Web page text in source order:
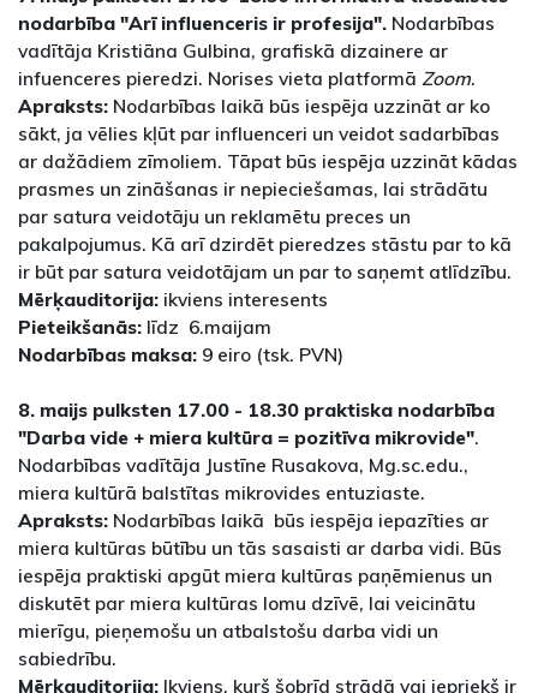
nodarbība "Arī influenceris ir profesija". Nodarbības
vadītāja Kristiāna Gulbina, grafiskā dizainere ar
infuenceres pieredzi. Norises vieta platformā Zoom.
Apraksts: Nodarbības laikā būs iespēja uzzināt ar ko
sākt, ja vēlies kļūt par influenceri un veidot sadarbības
ar dažādiem zīmoliem. Tāpat būs iespēja uzzināt kādas
prasmes un zināšanas ir nepieciešamas, lai strādātu
par satura veidotāju un reklamētu preces un
pakalpojumus. Kā arī dzirdēt pieredzes stāstu par to kā
ir būt par satura veidotājam un par to saņemt atlīdzību.
Mērķauditorija: ikviens interesents
Pieteikšanās: līdz 6.maijam
Nodarbības maksa: 9 eiro (tsk. PVN)
8. maijs pulksten 17.00 - 18.30 praktiska nodarbība
"Darba vide + miera kultūra = pozitīva mikrovide".
Nodarbības vadītāja Justīne Rusakova, Mg.sc.edu.,
miera kultūrā balstītas mikrovides entuziaste.
Apraksts: Nodarbības laikā būs iespēja iepazīties ar
miera kultūras būtību un tās sasaisti ar darba vidi. Būs
iespēja praktiski apgūt miera kultūras paņēmienus un
diskutēt par miera kultūras lomu dzīvē, lai veicinātu
mierīgu, pieņemošu un atbalstošu darba vidi un
sabiedrību.
Mērķauditorija: Ikviens, kurš šobrīd strādā vai iepriekš ir